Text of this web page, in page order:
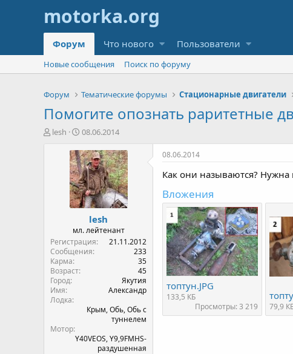
Форум Что нового Пользователи
Новые сообщения Поиск по форуму
Форум Тематические форумы Стационарные двигатели
Помогите опознать раритетные
А
lesh
Д
т
а
н
а
ч
а
а
08.06.2014
lesh
мл. лейтенант
Регистрация
21.11.2012
Сообщения
233
Карма
35
Возраст
45
Город
Якутия
Имя
Александр
Лодка
Крым, Обь, Обь с
туннелем
Мотор
Y40VEOS, Y9,9FMHS-
раздушенная
08.06.2014
Как они называются?
Вложения
топтун.JPG
133,5 КБ
Просмотры: 3 219
79,9